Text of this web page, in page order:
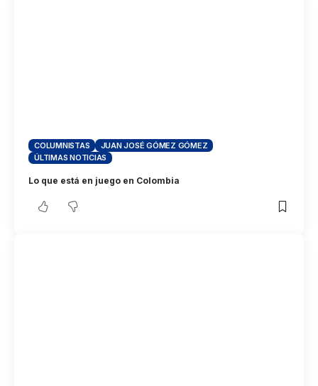
COLUMNISTAS
JUAN JOSÉ GÓMEZ GÓMEZ
ÚLTIMAS NOTICIAS
Lo que está en juego en Colombia